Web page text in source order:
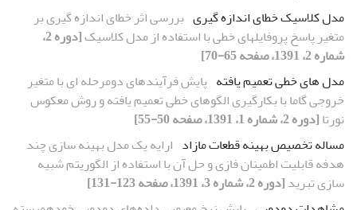
مدل کلاسیک خطای اندازه گیری بررسی اثر خطای اندازه گیری بر
متغیر پاسخ پروفایلهای خطی با استفاده از مدل کلاسیک
[دوره 2،
شماره 2، 1391، صفحه 65-70]
مدل های خطی تعمیم یافته پایش فرآیندهای دومرحله ای با متغیر
خروجی گاما‏ با بکارگیری الگوهای خطی تعمیم یافته و روش معکوس
نورتا[دوره 2، شماره 1، 1391، صفحه 50-55]
مساله تخصیص بهینه قطعات مازاد ارایه یک مدل بهینه سازی چند
هدفه قابلیت اطمینان فازی و حل آن با استفاده از الگوریتم شبیه
سازی تبرید[دوره 2، شماره 3، 1391، صفحه 123-131]